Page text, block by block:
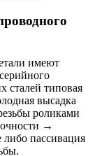
имеют
сталей типовая
высадка
роликами
→
пассивация